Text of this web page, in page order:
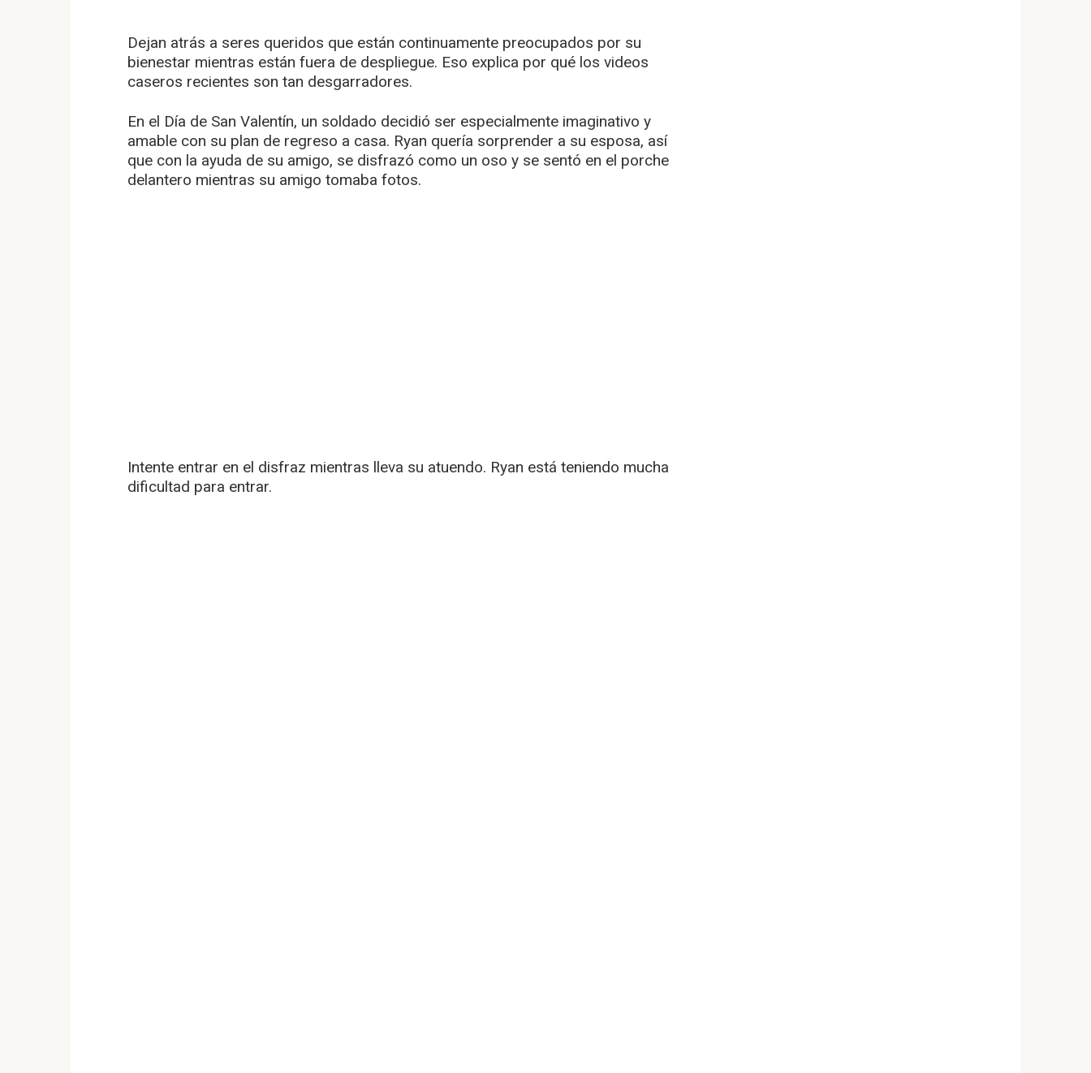
Dejan atrás a seres queridos que están continuamente preocupados por su
bienestar mientras están fuera de despliegue. Eso explica por qué los videos
caseros recientes son tan desgarradores.
En el Día de San Valentín, un soldado decidió ser especialmente imaginativo y
amable con su plan de regreso a casa. Ryan quería sorprender a su esposa, así
que con la ayuda de su amigo, se disfrazó como un oso y se sentó en el porche
delantero mientras su amigo tomaba fotos.
Intente entrar en el disfraz mientras lleva su atuendo. Ryan está teniendo mucha
dificultad para entrar.